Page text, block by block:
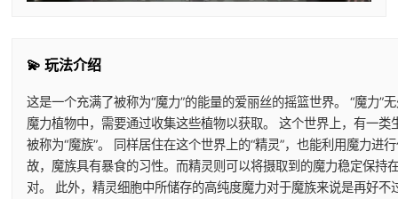
💫 玩法介绍
这是一个充满了被称为“魔力”的能量的爱丽丝的摇篮世界。 “魔力
魔力植物中，需要通过收集这些植物以获取。 这个世界上，有一
被称为“魔族”。 同样居住在这个世界上的“精灵”，也能利用魔力
故，魔族具有暴食的习性。而精灵则可以将摄取到的魔力稳定保
对。 此外，精灵细胞中所储存的高纯度魔力对于魔族来说是再好